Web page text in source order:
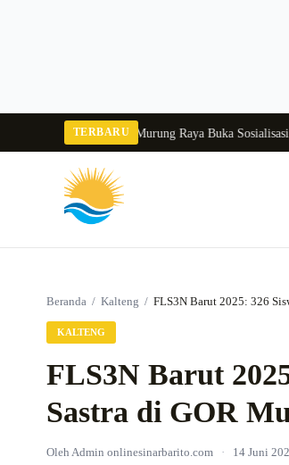
TERBARU
Pj Sekda Murung Raya Buka Sosialisasi
Beranda / Kalteng / FLS3N Barut 2025: 326
KALTENG
FLS3N Barut
Sastra di GOR
Oleh Admin onlinesinarbarito.com · 14 Juni